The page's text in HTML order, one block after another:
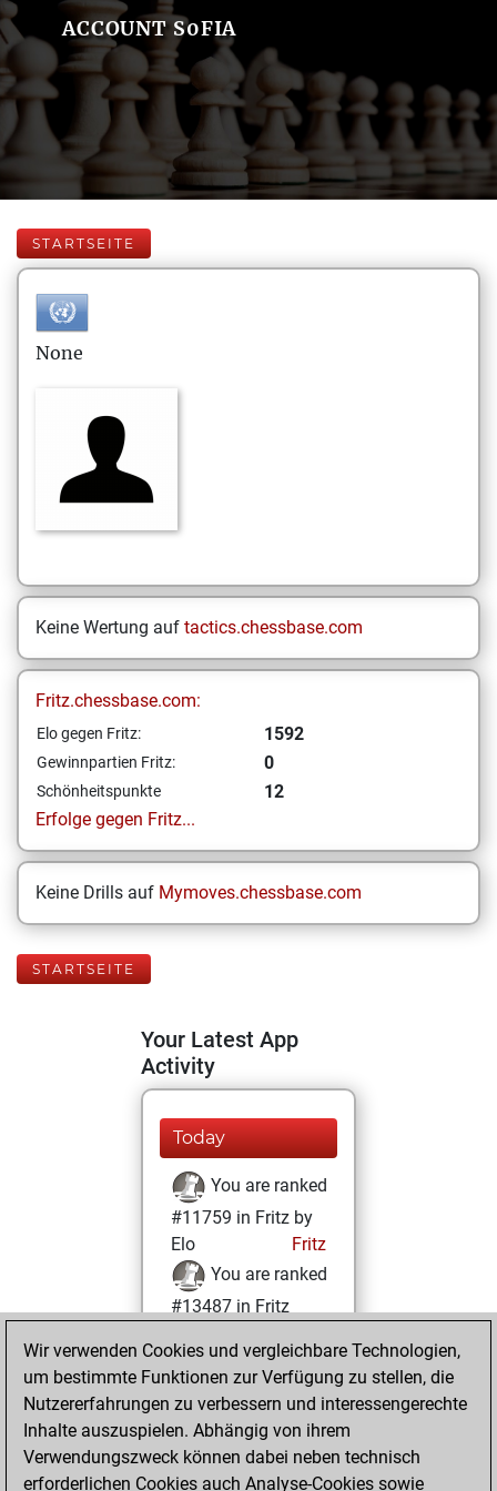
ACCOUNT S0FIA
STARTSEITE
None
Keine Wertung auf tactics.chessbase.com
Fritz.chessbase.com:
Elo gegen Fritz: 1592
Gewinnpartien Fritz: 0
Schönheitspunkte
12
Erfolge gegen Fritz...
Keine Drills auf Mymoves.chessbase.com
STARTSEITE
Your Latest App
Activity
Today
You are ranked
#11759 in Fritz by
Elo
Fritz
You are ranked
#13487 in Fritz
Dienstag, Juli 13,
2021
You achieved a
BeautyScore of 12
Wir verwenden Cookies und vergleichbare Technologien,
um bestimmte Funktionen zur Verfügung zu stellen, die
Nutzererfahrungen zu verbessern und interessengerechte
Inhalte auszuspielen. Abhängig von ihrem
Verwendungszweck können dabei neben technisch
erforderlichen Cookies auch Analyse-Cookies sowie